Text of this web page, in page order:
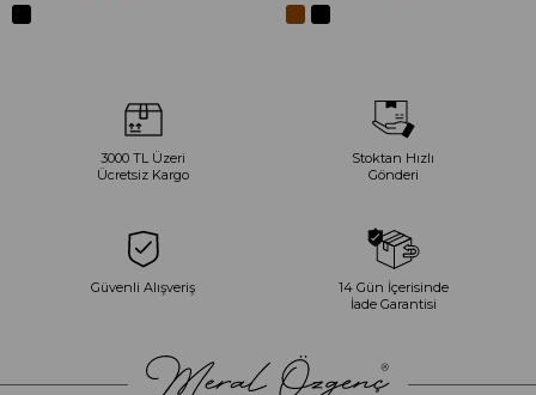
3000 TL Üzeri
Ücretsiz Kargo
Stoktan Hızlı
Gönderi
Güvenli Alışveriş
14 Gün İçerisinde
İade Garantisi